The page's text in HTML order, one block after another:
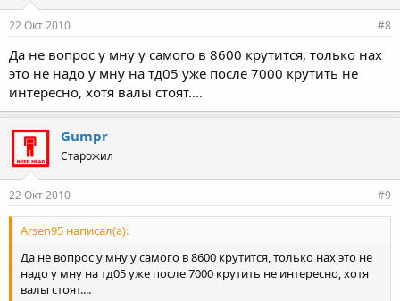
22 Окт 2010 #8
Да не вопрос у мну у самого в 8600 крутится, только нах
это не надо у мну на тд05 уже после 7000 крутить не
интересно, хотя валы стоят....
Gumpr
Старожил
22 Окт 2010 #9
Arsen95 написал(а):
Да не вопрос у мну у самого в 8600 крутится, только нах это не
надо у мну на тд05 уже после 7000 крутить не интересно, хотя
валы стоят....